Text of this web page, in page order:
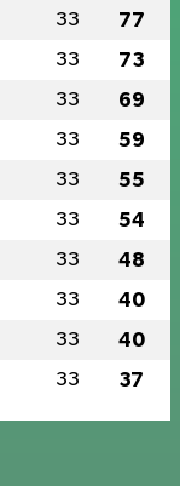
33 77
33 73
33 69
33 59
33 55
33 54
33 48
33 40
33 40
33 37